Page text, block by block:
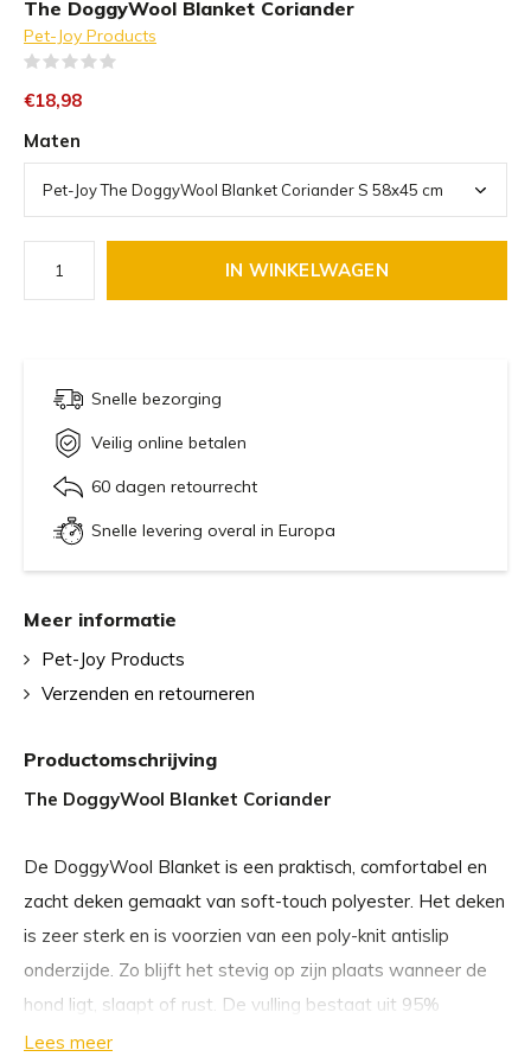
The DoggyWool Blanket Coriander
Pet-Joy Products
€18,98
Maten
IN WINKELWAGEN
Snelle bezorging
Veilig online betalen
60 dagen retourrecht
Snelle levering overal in Europa
Productomschrijving
The DoggyWool Blanket Coriander
De DoggyWool Blanket is een praktisch, comfortabel en
zacht deken gemaakt van soft-touch polyester. Het deken
is zeer sterk en is voorzien van een poly-knit antislip
onderzijde. Zo blijft het stevig op zijn plaats wanneer de
hond ligt, slaapt of rust. De vulling bestaat uit 95%
gerecyclede fiberfill en soft-loft vezels voor een maximale
Lees meer
Meer informatie
Pet-Joy Products
Verzenden en retourneren